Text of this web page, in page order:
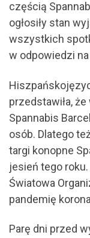
częścią
ogłosiły stan
wszystkich
w odpowiedzi
przedstawiła,
Spannabis
osób. Dlatego
targi konopne
jesień tego
Światowa
pandemię
Parę dni przed